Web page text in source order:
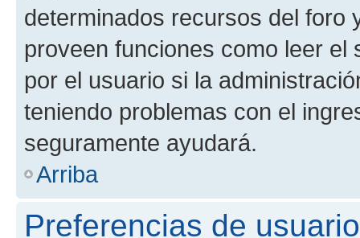
determinados recursos del foro
proveen funciones como leer el
por el usuario si la
teniendo problemas con el
seguramente ayudará.
Arriba
Preferencias de